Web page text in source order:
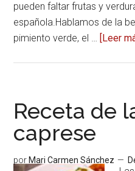
pueden faltar frutas y
española.Hablamos de la
pimiento verde, el … [Leer
Receta de
caprese
por Mari Carmen Sánchez